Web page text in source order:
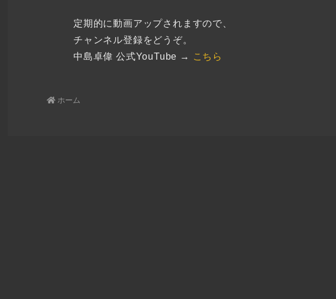
定期的に動画アップされますので、
チャンネル登録をどうぞ。
中島卓偉 公式YouTube →
こちら
ホーム